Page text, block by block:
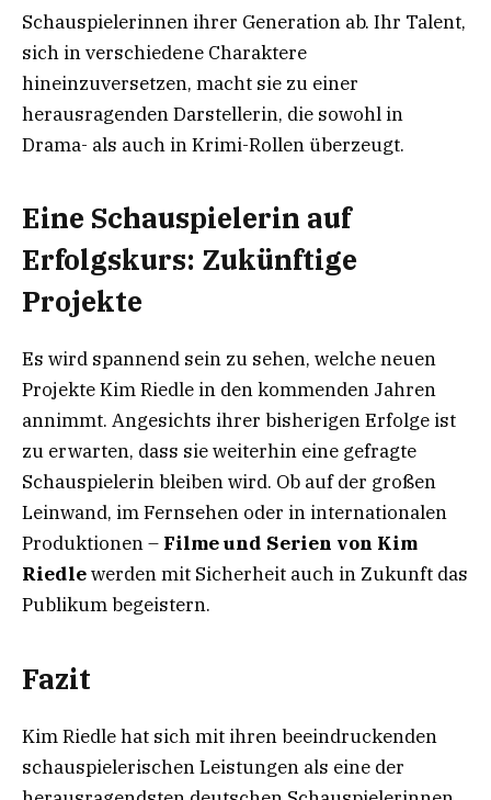
Schauspielerinnen ihrer Generation ab. Ihr Talent,
sich in verschiedene Charaktere
hineinzuversetzen, macht sie zu einer
herausragenden Darstellerin, die sowohl in
Drama- als auch in Krimi-Rollen überzeugt.
Eine Schauspielerin auf
Erfolgskurs: Zukünftige
Projekte
Es wird spannend sein zu sehen, welche neuen
Projekte Kim Riedle in den kommenden Jahren
annimmt. Angesichts ihrer bisherigen Erfolge ist
zu erwarten, dass sie weiterhin eine gefragte
Schauspielerin bleiben wird. Ob auf der großen
Leinwand, im Fernsehen oder in internationalen
Produktionen – Filme und Serien von Kim
Riedlewerden mit Sicherheit auch in Zukunft das
Publikum begeistern.
Fazit
Kim Riedle hat sich mit ihren beeindruckenden
schauspielerischen Leistungen als eine der